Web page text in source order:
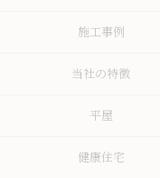
施工事例
当社の特徴
平屋
健康住宅